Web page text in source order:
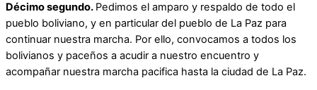
Décimo segundo. Pedimos el amparo y respaldo de todo el
pueblo boliviano, y en particular del pueblo de La Paz para
continuar nuestra marcha. Por ello, convocamos a todos los
bolivianos y paceños a acudir a nuestro encuentro y
acompañar nuestra marcha pacifica hasta la ciudad de La Paz.